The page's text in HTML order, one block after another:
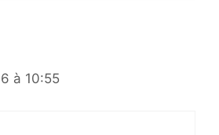
à 10:55